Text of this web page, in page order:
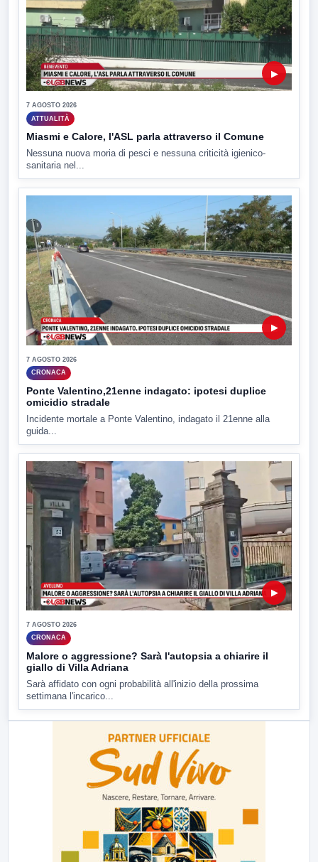
▶
7 AGOSTO 2026
ATTUALITÀ
Miasmi e Calore, l'ASL parla attraverso il Comune
Nessuna nuova moria di pesci e nessuna criticità igienico-
sanitaria nel...
▶
7 AGOSTO 2026
CRONACA
Ponte Valentino,21enne indagato: ipotesi duplice
omicidio stradale
Incidente mortale a Ponte Valentino, indagato il 21enne alla
guida...
▶
7 AGOSTO 2026
CRONACA
Malore o aggressione? Sarà l'autopsia a chiarire il
giallo di Villa Adriana
Sarà affidato con ogni probabilità all'inizio della prossima
settimana l'incarico...